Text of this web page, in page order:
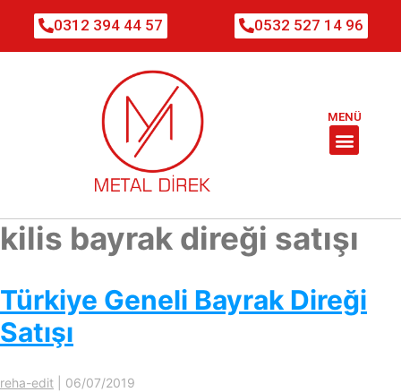
0312 394 44 57 0532 527 14 96
MENÜ
kilis bayrak direği satışı
Türkiye Geneli Bayrak Direği
Satışı
reha-edit 06/07/2019